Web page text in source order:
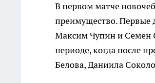
В первом матче
преимущество. Первые
Максим Чупин и Семен
периоде, когда после
Белова, Даниила